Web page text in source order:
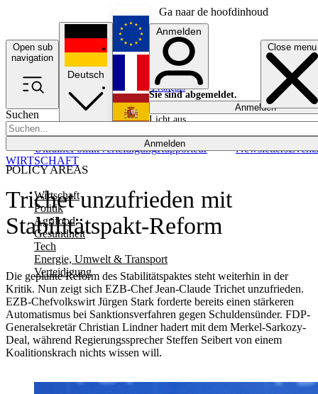
Ga naar de hoofdinhoud
Open sub
navigation
Close menu
Suchen
Anmelden
POLICY AREAS
Wirtschaft
Politik
Agrifood
Gesundheit
Tech
Energie, Umwelt & Transport
Verteidigung
UkrainePolitikVerteidigungRapporteur NewslettersEvents
Deutsch
English
Français
Anmelden
Sie sind abgemeldet.
Anmelden
Licht aus
Trichet unzufrieden mit
Stabilitätspakt-Reform
Die geplante Reform des Stabilitätspaktes steht weiterhin in der
Kritik. Nun zeigt sich EZB-Chef Jean-Claude Trichet unzufrieden.
EZB-Chefvolkswirt Jürgen Stark forderte bereits einen stärkeren
Automatismus bei Sanktionsverfahren gegen Schuldensünder. FDP-
Generalsekretär Christian Lindner hadert mit dem Merkel-Sarkozy-
Deal, während Regierungssprecher Steffen Seibert von einem
Koalitionskrach nichts wissen will.
WIRTSCHAFT